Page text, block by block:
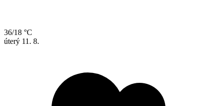
36/18 °C
úterý 11. 8.